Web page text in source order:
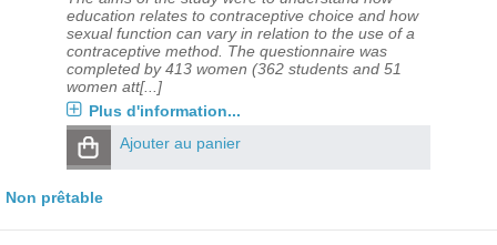
education relates to contraceptive choice and how
sexual function can vary in relation to the use of a
contraceptive method. The questionnaire was
completed by 413 women (362 students and 51
women att[...]
Plus d'information...
Ajouter au panier
Non prêtable